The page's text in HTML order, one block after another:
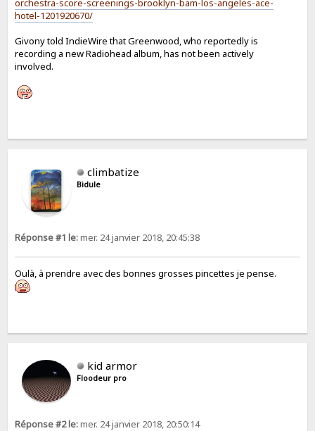
orchestra-score-screenings-brooklyn-bam-los-angeles-ace-
hotel-1201920670/
Givony told IndieWire that Greenwood, who reportedly is
recording a new Radiohead album, has not been actively
involved.
climbatize
Bidule
Réponse #1 le:mer. 24 janvier 2018, 20:45:38
Oulà, à prendre avec des bonnes grosses pincettes je pense.
kid armor
Floodeur pro
Réponse #2 le:mer. 24 janvier 2018, 20:50:14